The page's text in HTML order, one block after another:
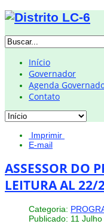
Início
Governador
Agenda
Contato
Imprimir
E-mail
ASSESSOR DO
LEITURA AL 22/
Categoria:
Publicado: 11